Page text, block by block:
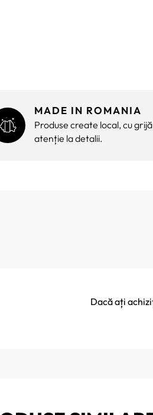
MADE IN ROMANIA
Produse create local, cu grijă
atenție la detalii.
Dacă ați